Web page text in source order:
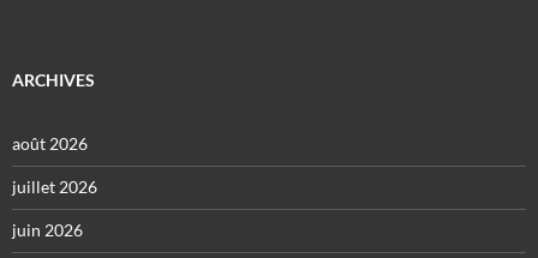
ARCHIVES
août 2026
juillet 2026
juin 2026